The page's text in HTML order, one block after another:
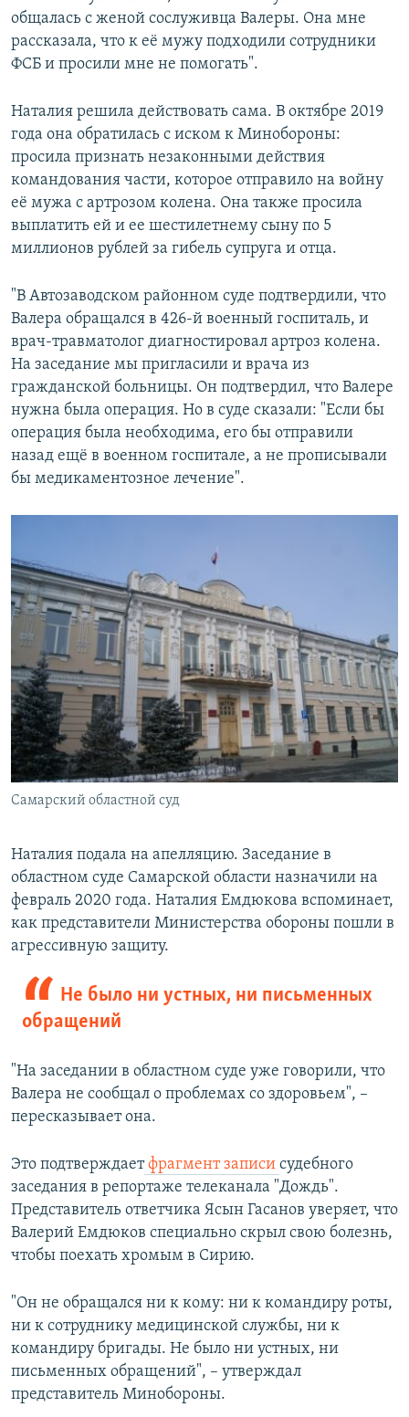
общалась с женой сослуживца Валеры. Она мне
рассказала, что к её мужу подходили сотрудники
ФСБ и просили мне не помогать".
Наталия решила действовать сама. В октябре 2019
года она обратилась с иском к Минобороны:
просила признать незаконными действия
командования части, которое отправило на войну
её мужа с артрозом колена. Она также просила
выплатить ей и ее шестилетнему сыну по 5
миллионов рублей за гибель супруга и отца.
"В Автозаводском районном суде подтвердили, что
Валера обращался в 426-й военный госпиталь, и
врач-травматолог диагностировал артроз колена.
На заседание мы пригласили и врача из
гражданской больницы. Он подтвердил, что Валере
нужна была операция. Но в суде сказали: "Если бы
операция была необходима, его бы отправили
назад ещё в военном госпитале, а не прописывали
бы медикаментозное лечение".
Самарский областной суд
Наталия подала на апелляцию. Заседание в
областном суде Самарской области назначили на
февраль 2020 года. Наталия Емдюкова вспоминает,
как представители Министерства обороны пошли в
агрессивную защиту.
Не было ни устных, ни письменных
обращений
"На заседании в областном суде уже говорили, что
Валера не сообщал о проблемах со здоровьем", –
пересказывает она.
Это подтверждаетфрагмент записи судебного
заседания в репортаже телеканала "Дождь".
Представитель ответчика Ясын Гасанов уверяет, что
Валерий Емдюков специально скрыл свою болезнь,
чтобы поехать хромым в Сирию.
"Он не обращался ни к кому: ни к командиру роты,
ни к сотруднику медицинской службы, ни к
командиру бригады. Не было ни устных, ни
письменных обращений", – утверждал
представитель Минобороны.